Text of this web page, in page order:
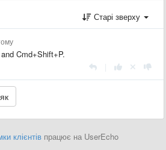
Старі зверху
Cmd+Shift+P.
клієнтів працює на UserEcho